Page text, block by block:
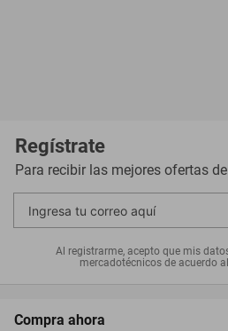
Regístrate
Para recibir las mejores ofertas de
Al registrarme, acepto que mis
mercadotécnicos de acuerdo al
Compra ahora